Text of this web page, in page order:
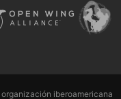
organización iberoamericana